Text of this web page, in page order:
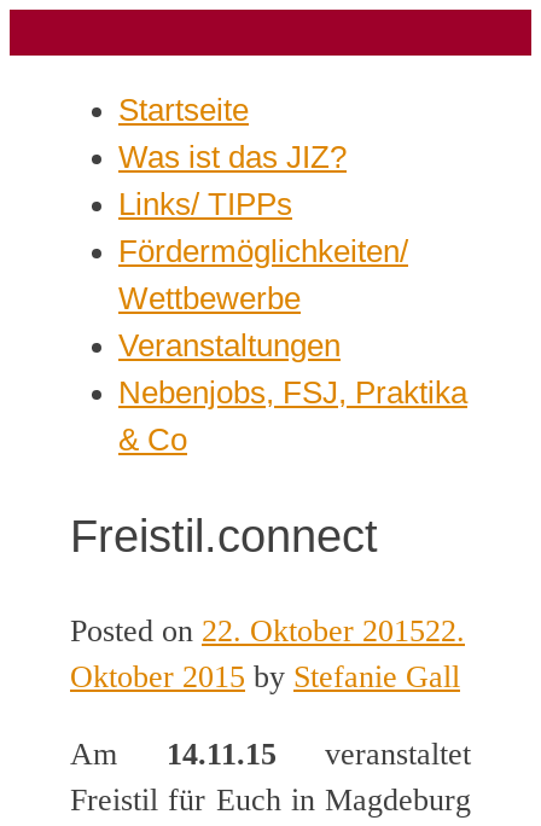
Startseite
Was ist das JIZ?
Links/ TIPPs
Fördermöglichkeiten/
Wettbewerbe
Veranstaltungen
Nebenjobs, FSJ, Praktika
& Co
Freistil.connect
Posted on 22. Oktober 201522.
Oktober 2015 by Stefanie Gall
Am 14.11.15 veranstaltet
Freistil für Euch in Magdeburg